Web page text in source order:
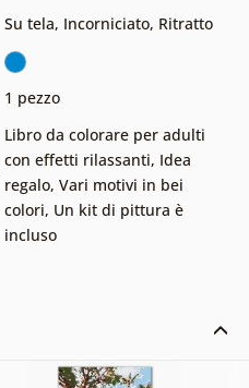
Su tela, Incorniciato, Ritratto
1 pezzo
Libro da colorare per adulti
con effetti rilassanti, Idea
regalo, Vari motivi in ​​bei
colori, Un kit di pittura è
incluso